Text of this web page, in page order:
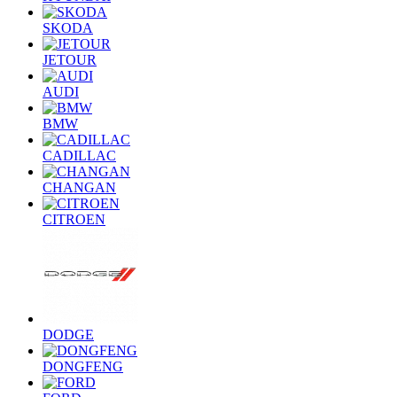
SKODA
JETOUR
AUDI
BMW
CADILLAC
CHANGAN
CITROEN
DODGE
DONGFENG